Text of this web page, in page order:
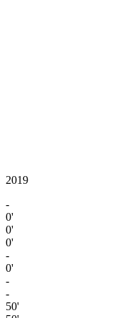
2019
-
0'
0'
0'
-
0'
-
-
50'